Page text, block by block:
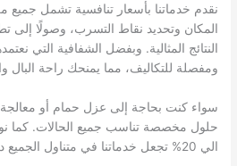
نقدم خدماتنا بأسعار تنافسية تشمل
المكان وتحديد نقاط التسرب، وصولًا إلى
النتائج المثالية. وبفضل الشفافية التي
ومفصلة للتكاليف، مما يمنحك راحة البال
سواء كنت بحاجة إلى عزل حمام أو معالجة
حلول مخصصة تناسب جميع الحالات.
الي 20% تجعل خدماتنا في متناول الجميع دون المساس بالجودة.